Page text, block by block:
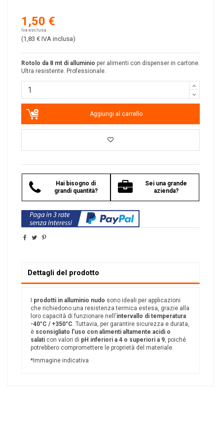
1,50 €
Iva esclusa
(1,83 € IVA inclusa)
Rotolo da 8 mt di alluminio per alimenti con dispenser in cartone.
Ultra resistente. Professionale.
Aggiungi al carrello
Hai bisogno di
grandi quantità?
Sei una grande
azienda?
Dettagli del prodotto
prodotti in alluminio nudo sono ideali per applicazioni
che richiedono una resistenza termica estesa, grazie alla
loro capacità di funzionare nell'intervallo di temperatura
-40°C / +350°C. Tuttavia, per garantire sicurezza e durata,
è sconsigliato l'uso con alimenti altamente acidi o
salati con valori di pH inferiori a 4 o superiori a 9, poiché
potrebbero compromettere le proprietà del materiale.
*Immagine indicativa